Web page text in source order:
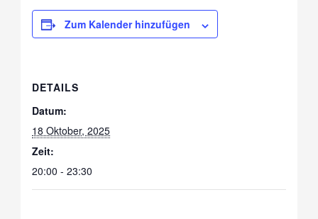
Zum Kalender hinzufügen
DETAILS
Datum:
18 Oktober, 2025
Zeit:
20:00 - 23:30